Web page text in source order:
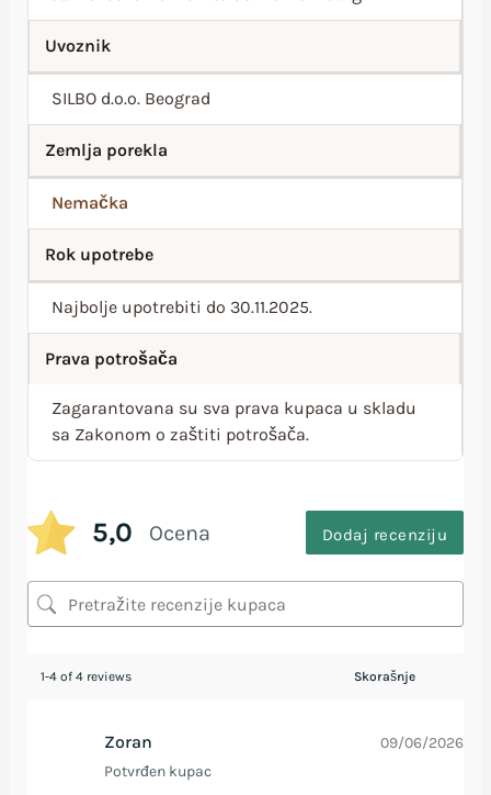
Uvoznik
SILBO d.o.o. Beograd
Zemlja porekla
Nemačka
Rok upotrebe
Najbolje upotrebiti do 30.11.2025.
Prava potrošača
Zagarantovana su sva prava kupaca u skladu
sa Zakonom o zaštiti potrošača.
5,0 Ocena Dodaj recenziju
1-4 of 4 reviews
Zoran
Potvrđen kupac
09/06/2026